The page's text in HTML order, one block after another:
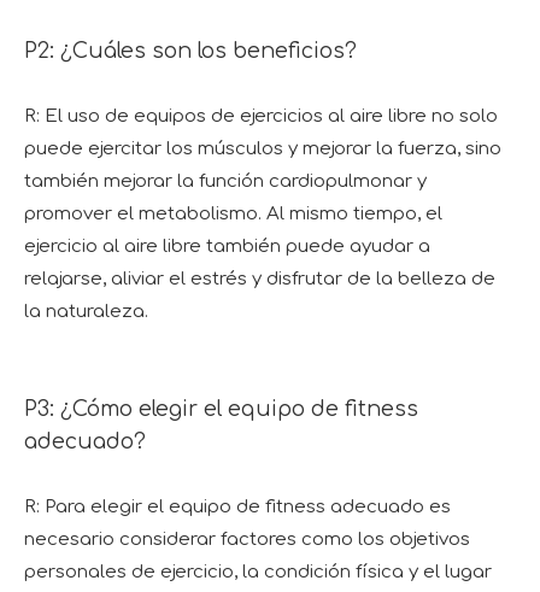
P2: ¿Cuáles son los beneficios?
R: El uso de equipos de ejercicios al aire libre no solo
puede ejercitar los músculos y mejorar la fuerza, sino
también mejorar la función cardiopulmonar y
promover el metabolismo. Al mismo tiempo, el
ejercicio al aire libre también puede ayudar a
relajarse, aliviar el estrés y disfrutar de la belleza de
la naturaleza.
P3: ¿Cómo elegir el equipo de fitness
adecuado?
R: Para elegir el equipo de fitness adecuado es
necesario considerar factores como los objetivos
personales de ejercicio, la condición física y el lugar